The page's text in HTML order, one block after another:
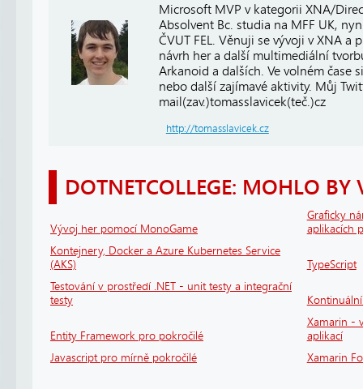
Microsoft MVP v kategorii XNA/
Absolvent Bc. studia na MFF UK,
ČVUT FEL. Věnuji se vývoji v XNA
návrh her a další multimediální
Arkanoid a dalších. Ve volném čase
nebo další zajímavé aktivity. Můj
mail(zav.)tomasslavicek(teč.)cz
http://tomasslavicek.cz
DOTNETCOLLEGE: MOHLO BY
Vývoj her pomocí MonoGame
Graficky
aplikacích
Kontejnery, Docker a Azure Kubernetes Service
(AKS)
TypeScript
Testování v prostředí .NET - unit testy a integrační
testy
Entity Framework pro pokročilé
Xamarin -
aplikací
Javascript pro mírně pokročilé
Xamarin